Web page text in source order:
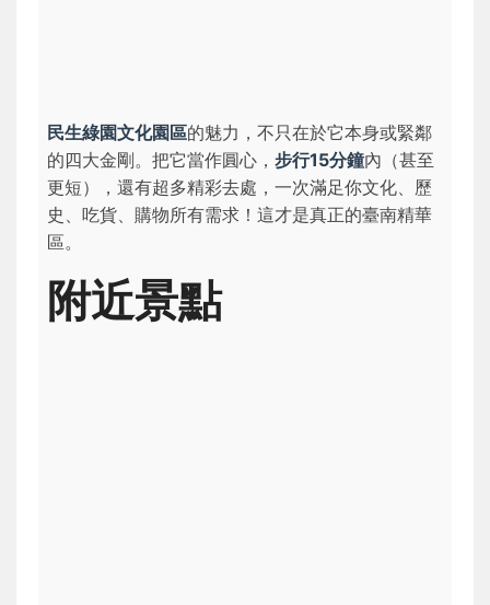
民生綠園文化園區的魅力，不只在於它本身或緊鄰
的四大金剛。把它當作圓心， 步行15分鐘內（甚至
更短），還有超多精彩去處，一次滿足你文化、歷
史、吃貨、購物所有需求！這才是真正的臺南精華
區。
附近景點